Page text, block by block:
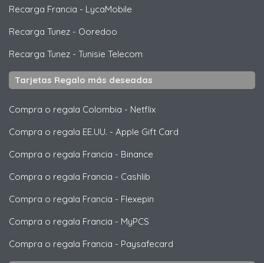
Recarga Francia - LycaMobile
Recarga Tunez - Ooredoo
Recarga Tunez - Tunisie Telecom
Tarjetas Regalo más deseadas
Compra o regala Colombia - Netflix
Compra o regala EE.UU. - Apple Gift Card
Compra o regala Francia - Binance
Compra o regala Francia - Cashlib
Compra o regala Francia - Flexepin
Compra o regala Francia - MyPCS
Compra o regala Francia - Paysafecard